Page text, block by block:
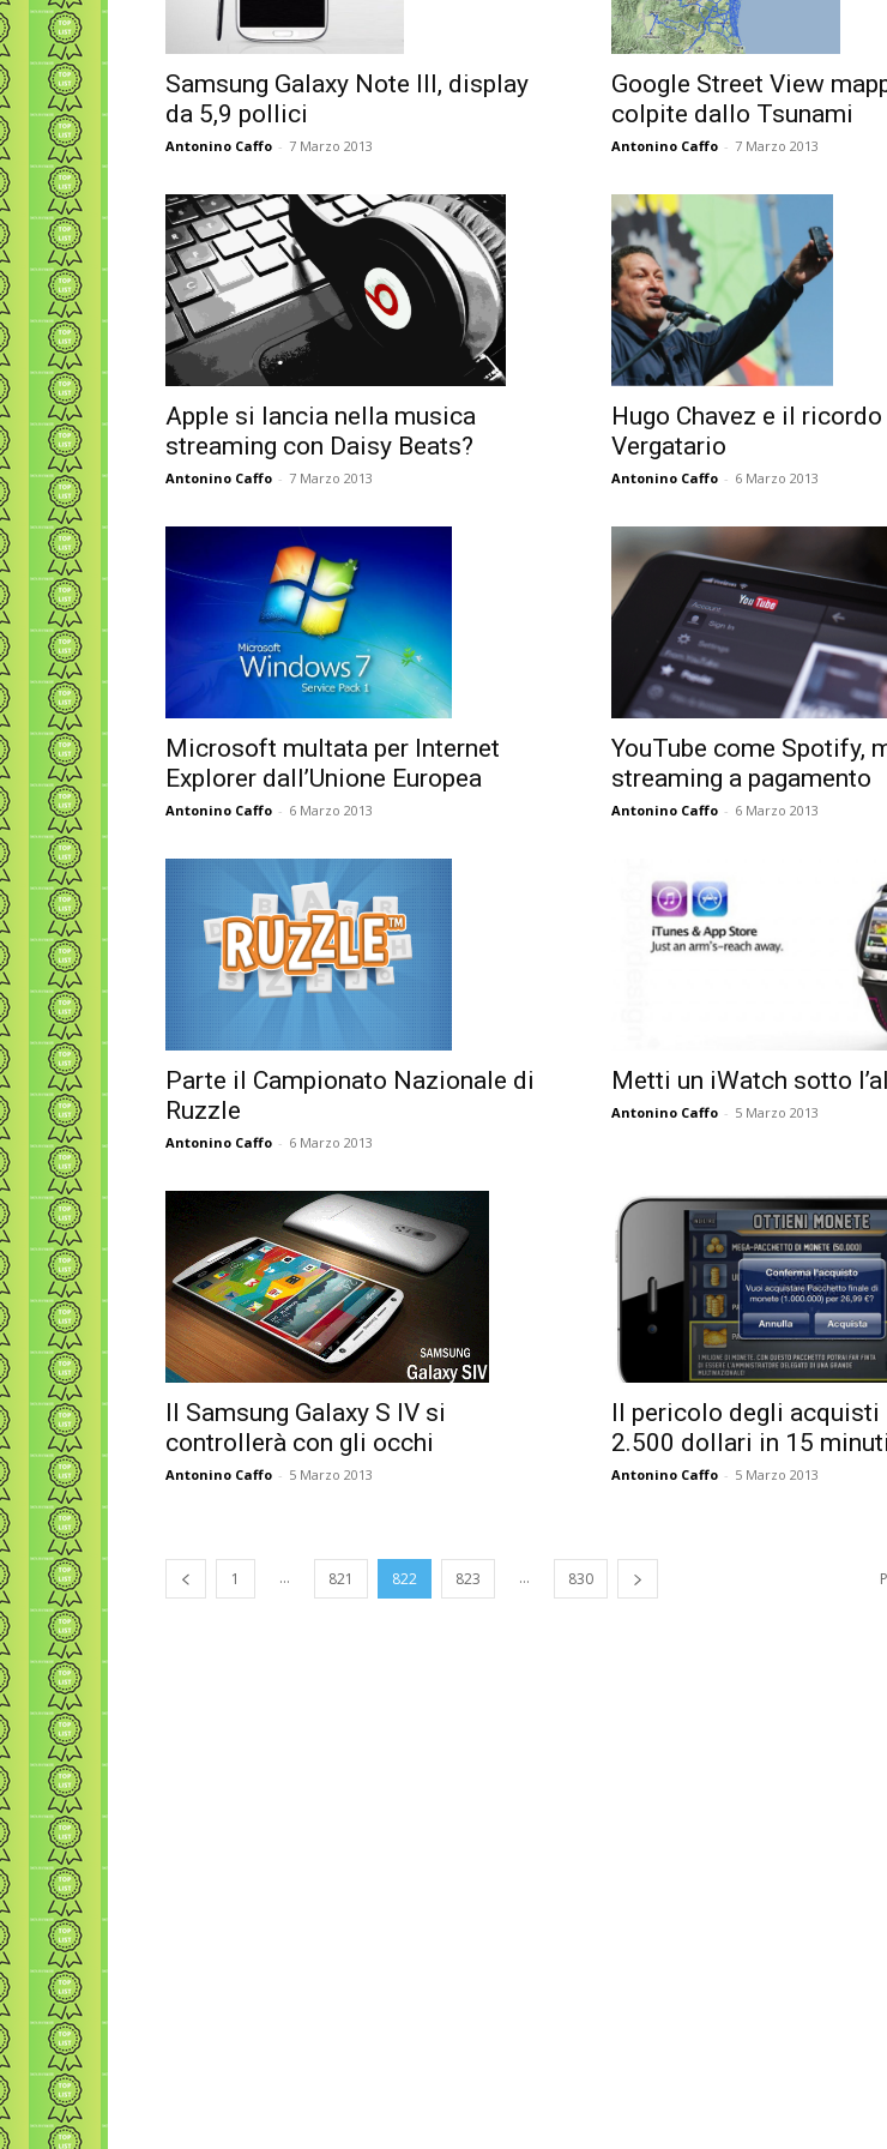
Samsung Galaxy Note III, display
da 5,9 pollici
Antonino Caffo - 7 Marzo 2013
Google Street View
colpite dallo Tsunami
Antonino Caffo - 7 Marzo 2013
Apple si lancia nella musica
streaming con Daisy Beats?
Antonino Caffo - 7 Marzo 2013
Hugo Chavez e il ricordo
Vergatario
Antonino Caffo - 6 Marzo 2013
Microsoft multata per Internet
Explorer dall’Unione Europea
Antonino Caffo - 6 Marzo 2013
YouTube come Spotify,
streaming a pagamento
Antonino Caffo - 6 Marzo 2013
Parte il Campionato Nazionale di
Ruzzle
Antonino Caffo - 6 Marzo 2013
Metti un iWatch sotto
Antonino Caffo - 5 Marzo 2013
Il Samsung Galaxy S IV si
controllerà con gli occhi
Antonino Caffo - 5 Marzo 2013
Il pericolo degli acquisti
2.500 dollari in 15 minuti
Antonino Caffo - 5 Marzo 2013
1 ... 821 822 823 ... 830